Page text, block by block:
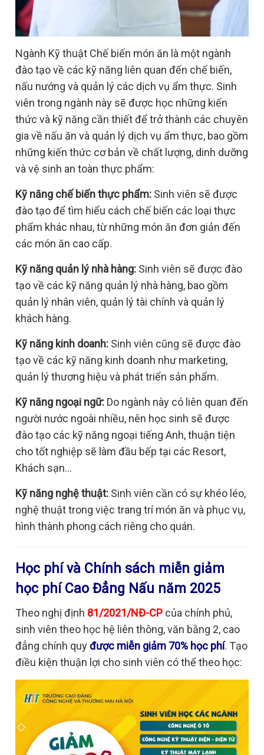
Ngành Kỹ thuật Chế biến món ăn là một ngành
đào tạo về các kỹ năng liên quan đến chế biến,
nấu nướng và quản lý các dịch vụ ẩm thực. Sinh
viên trong ngành này sẽ được học những kiến
thức và kỹ năng cần thiết để trở thành các chuyên
gia về nấu ăn và quản lý dịch vụ ẩm thực, bao gồm
những kiến thức cơ bản về chất lượng, dinh dưỡng
và vệ sinh an toàn thực phẩm:
Kỹ năng chế biến thực phẩm: Sinh viên sẽ được
đào tạo để tìm hiểu cách chế biến các loại thực
phẩm khác nhau, từ những món ăn đơn giản đến
các món ăn cao cấp.
Kỹ năng quản lý nhà hàng: Sinh viên sẽ được đào
tạo về các kỹ năng quản lý nhà hàng, bao gồm
quản lý nhân viên, quản lý tài chính và quản lý
khách hàng.
Kỹ năng kinh doanh: Sinh viên cũng sẽ được đào
tạo về các kỹ năng kinh doanh như marketing,
quản lý thương hiệu và phát triển sản phẩm.
Kỹ năng ngoại ngữ: Do ngành này có liên quan đến
người nước ngoài nhiều, nên học sinh sẽ được
đào tạo các kỹ năng ngoại tiếng Anh, thuận tiện
cho tốt nghiệp sẽ làm đầu bếp tại các Resort,
Khách sạn…
Kỹ năng nghệ thuật: Sinh viên cần có sự khéo léo,
nghệ thuật trong việc trang trí món ăn và phục vụ,
hình thành phong cách riêng cho quán.
Học phí và Chính sách miễn giảm
học phí Cao Đẳng Nấu năm 2025
Theo nghị định 81/2021/NĐ-CP của chính phủ,
sinh viên theo học hệ liên thông, văn bằng 2, cao
đẳng chính quyđược miễn giảm 70% học phí. Tạo
điều kiện thuận lợi cho sinh viên có thể theo học: